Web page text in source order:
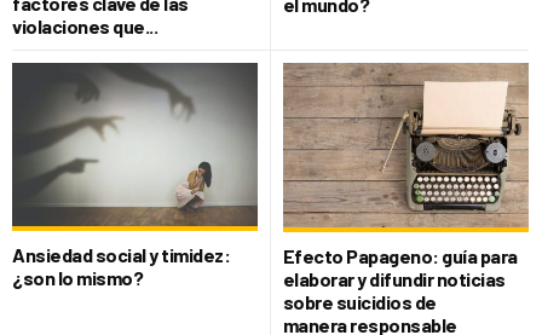
violaciones que...
Ansiedad social y timidez:
¿son lo mismo?
Efecto Papageno: guía para
elaborar y difundir noticias
sobre suicidios de
manera responsable